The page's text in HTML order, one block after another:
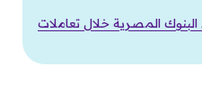
البنوك المصرية خلال تعاملات